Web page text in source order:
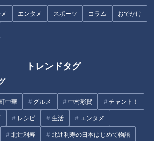
エンタメ スポーツ コラム おでかけ
トレンドタグ
中華 グルメ 中村彩賀 チャント！
レシピ 生活 エンタメ
北辻利寿 北辻利寿の日本はじめて物語
』教えマスター
屋駅すぐ、名古屋市中村区名駅にある